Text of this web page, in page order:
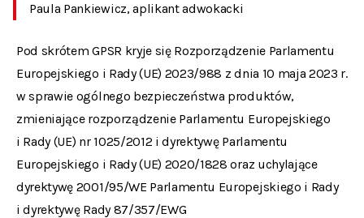
Paula Pankiewicz, aplikant adwokacki
Pod skrótem GPSR kryje się Rozporządzenie Parlamentu
Europejskiego i Rady (UE) 2023/988 z dnia 10 maja 2023 r.
w sprawie ogólnego bezpieczeństwa produktów,
zmieniające rozporządzenie Parlamentu Europejskiego
i Rady (UE) nr 1025/2012 i dyrektywę Parlamentu
Europejskiego i Rady (UE) 2020/1828 oraz uchylające
dyrektywę 2001/95/WE Parlamentu Europejskiego i Rady
i dyrektywę Rady 87/357/EWG